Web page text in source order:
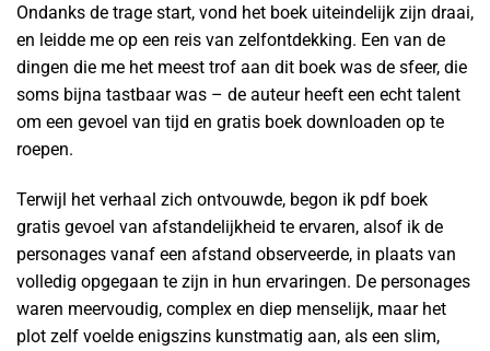
Ondanks de trage start, vond het boek uiteindelijk zijn draai,
en leidde me op een reis van zelfontdekking. Een van de
dingen die me het meest trof aan dit boek was de sfeer, die
soms bijna tastbaar was – de auteur heeft een echt talent
om een gevoel van tijd en gratis boek downloaden op te
roepen.
Terwijl het verhaal zich ontvouwde, begon ik pdf boek
gratis gevoel van afstandelijkheid te ervaren, alsof ik de
personages vanaf een afstand observeerde, in plaats van
volledig opgegaan te zijn in hun ervaringen. De personages
waren meervoudig, complex en diep menselijk, maar het
plot zelf voelde enigszins kunstmatig aan, als een slim,